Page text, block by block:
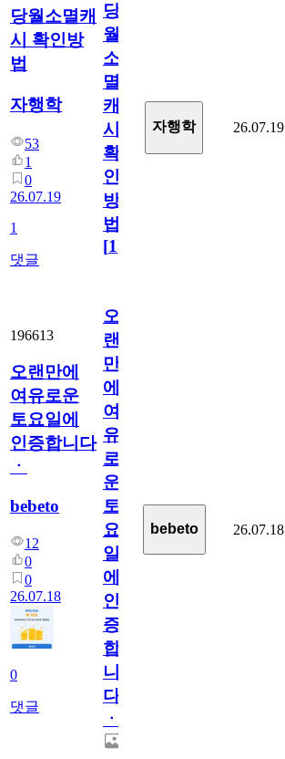
당월소멸캐
시 확인방
법
자행학
53
1
0
26.07.19
1
댓글
당
월
소
멸
캐
시
확
인
방
법
[1]
자행학 26.07.19
196613
오랜만에
여유로운
토요일에
인증합니다
ㆍ
bebeto
12
0
0
26.07.18
0
댓글
오
랜
만
에
여
유
로
운
토
요
일
에
인
증
합
니
다
ㆍ
bebeto 26.07.18